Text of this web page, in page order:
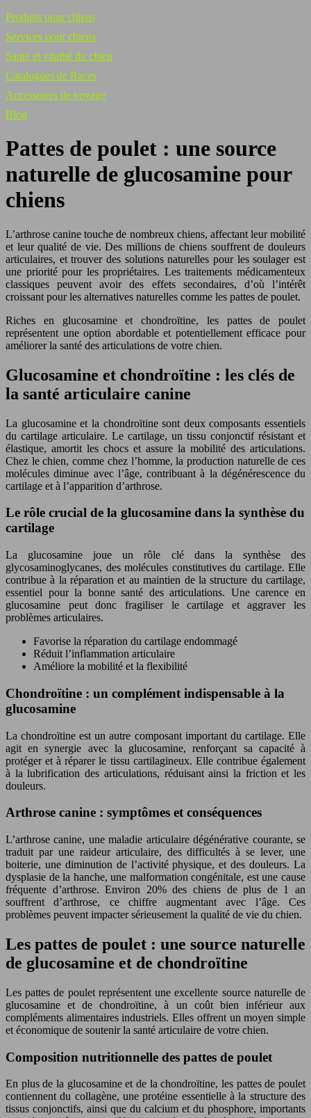
Produits pour chiens
Services pour chiens
Santé et vitalité du chien
Catalogues de Races
Accessoires de voyage
Blog
Pattes de poulet : une source
naturelle de glucosamine pour
chiens
L’arthrose canine touche de nombreux chiens, affectant leur mobilité
et leur qualité de vie. Des millions de chiens souffrent de douleurs
articulaires, et trouver des solutions naturelles pour les soulager est
une priorité pour les propriétaires. Les traitements médicamenteux
classiques peuvent avoir des effets secondaires, d’où l’intérêt
croissant pour les alternatives naturelles comme les pattes de poulet.
Riches en glucosamine et chondroïtine, les pattes de poulet
représentent une option abordable et potentiellement efficace pour
améliorer la santé des articulations de votre chien.
Glucosamine et chondroïtine : les clés de
la santé articulaire canine
La glucosamine et la chondroïtine sont deux composants essentiels
du cartilage articulaire. Le cartilage, un tissu conjonctif résistant et
élastique, amortit les chocs et assure la mobilité des articulations.
Chez le chien, comme chez l’homme, la production naturelle de ces
molécules diminue avec l’âge, contribuant à la dégénérescence du
cartilage et à l’apparition d’arthrose.
Le rôle crucial de la glucosamine dans la synthèse du
cartilage
La glucosamine joue un rôle clé dans la synthèse des
glycosaminoglycanes, des molécules constitutives du cartilage. Elle
contribue à la réparation et au maintien de la structure du cartilage,
essentiel pour la bonne santé des articulations. Une carence en
glucosamine peut donc fragiliser le cartilage et aggraver les
problèmes articulaires.
Favorise la réparation du cartilage endommagé
Réduit l’inflammation articulaire
Améliore la mobilité et la flexibilité
Chondroïtine : un complément indispensable à la
glucosamine
La chondroïtine est un autre composant important du cartilage. Elle
agit en synergie avec la glucosamine, renforçant sa capacité à
protéger et à réparer le tissu cartilagineux. Elle contribue également
à la lubrification des articulations, réduisant ainsi la friction et les
douleurs.
Arthrose canine : symptômes et conséquences
L’arthrose canine, une maladie articulaire dégénérative courante, se
traduit par une raideur articulaire, des difficultés à se lever, une
boiterie, une diminution de l’activité physique, et des douleurs. La
dysplasie de la hanche, une malformation congénitale, est une cause
fréquente d’arthrose. Environ 20% des chiens de plus de 1 an
souffrent d’arthrose, ce chiffre augmentant avec l’âge. Ces
problèmes peuvent impacter sérieusement la qualité de vie du chien.
Les pattes de poulet : une source naturelle
de glucosamine et de chondroïtine
Les pattes de poulet représentent une excellente source naturelle de
glucosamine et de chondroïtine, à un coût bien inférieur aux
compléments alimentaires industriels. Elles offrent un moyen simple
et économique de soutenir la santé articulaire de votre chien.
Composition nutritionnelle des pattes de poulet
En plus de la glucosamine et de la chondroïtine, les pattes de poulet
contiennent du collagène, une protéine essentielle à la structure des
tissus conjonctifs, ainsi que du calcium et du phosphore, importants